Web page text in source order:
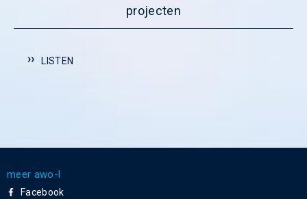
projecten
LISTEN
meer awo-l
Facebook